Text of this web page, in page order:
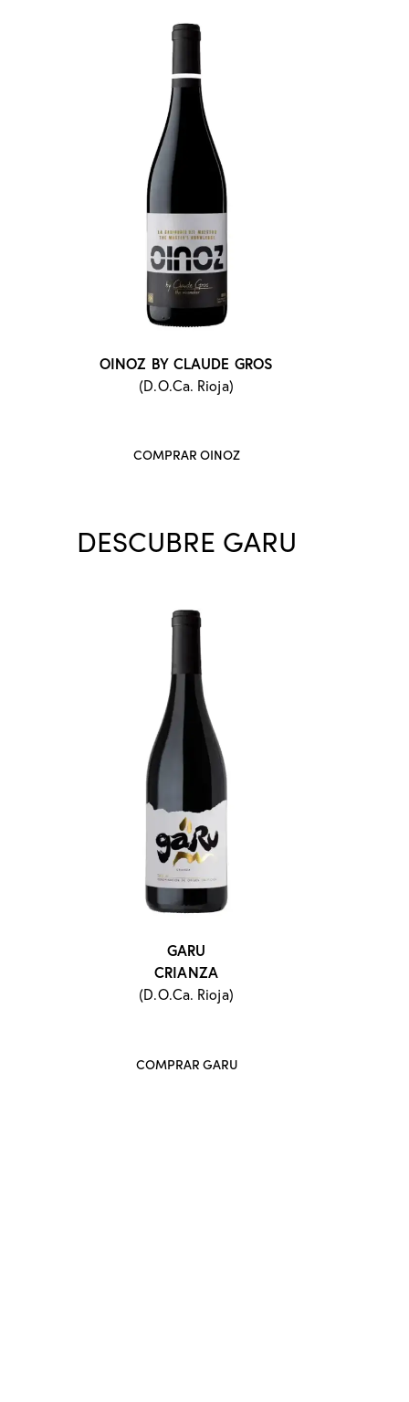
OINOZ BY CLAUDE GROS
(D.O.Ca. Rioja)
COMPRAR OINOZ
DESCUBRE GARU
GARU
CRIANZA
(D.O.Ca. Rioja)
COMPRAR GARU